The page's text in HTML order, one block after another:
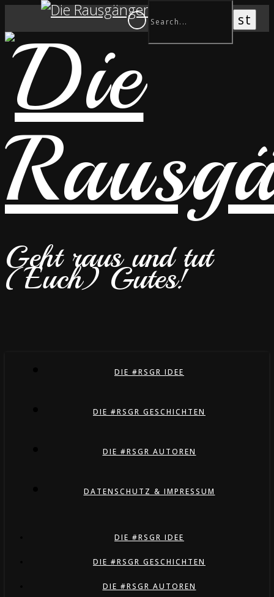
Geht raus und tut
(Euch) Gutes!
DIE #RSGR IDEE
DIE #RSGR GESCHICHTEN
DIE #RSGR AUTOREN
DATENSCHUTZ & IMPRESSUM
DIE #RSGR IDEE
DIE #RSGR GESCHICHTEN
DIE #RSGR AUTOREN